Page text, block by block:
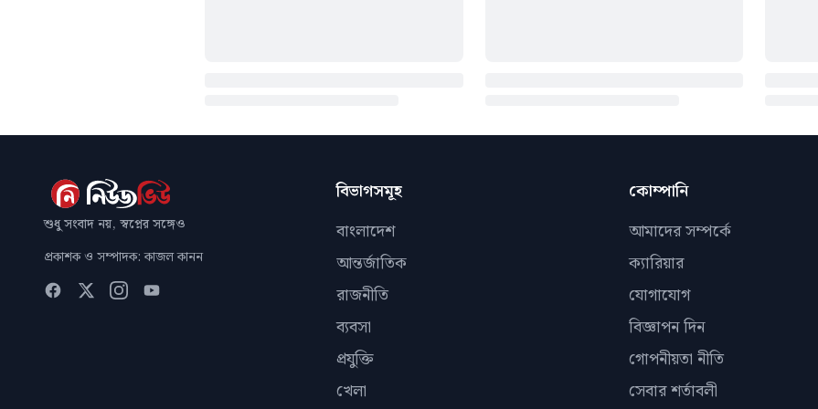
শুধু সংবাদ নয়, স্বপ্নের সঙ্গেও
প্রকাশক ও সম্পাদক: কাজল কানন
বিভাগসমূহ
বাংলাদেশ
আন্তর্জাতিক
রাজনীতি
ব্যবসা
প্রযুক্তি
খেলা
কোম্পানি
আমাদের সম্পর্কে
ক্যারিয়ার
যোগাযোগ
বিজ্ঞাপন দিন
গোপনীয়তা নীতি
সেবার শর্তাবলী